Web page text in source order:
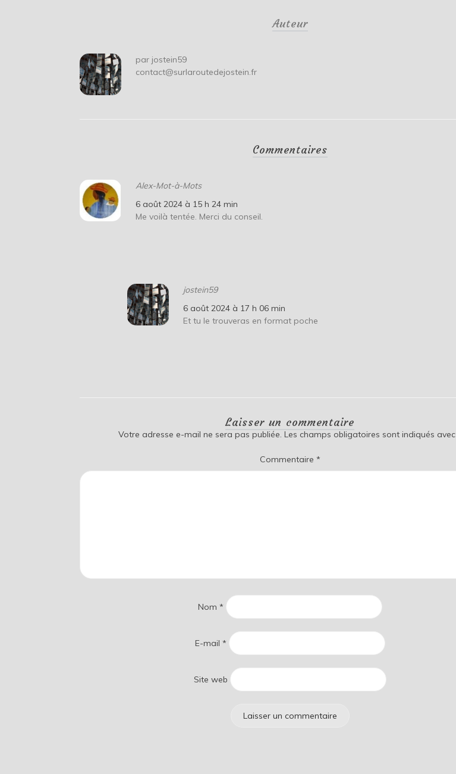
Auteur
par jostein59
contact@surlaroutedejostein.fr
Commentaires
Alex-Mot-à-Mots
6 août 2024 à 15 h 24 min
Me voilà tentée. Merci du conseil.
jostein59
6 août 2024 à 17 h 06 min
Et tu le trouveras en format poche
Laisser un commentaire
Votre adresse e-mail ne sera pas publiée. Les champs obligatoires sont indiqués avec
Commentaire *
Nom *
E-mail *
Site web